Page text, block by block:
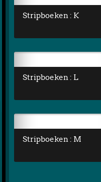
Stripboeken : K
Stripboeken : L
Stripboeken : M